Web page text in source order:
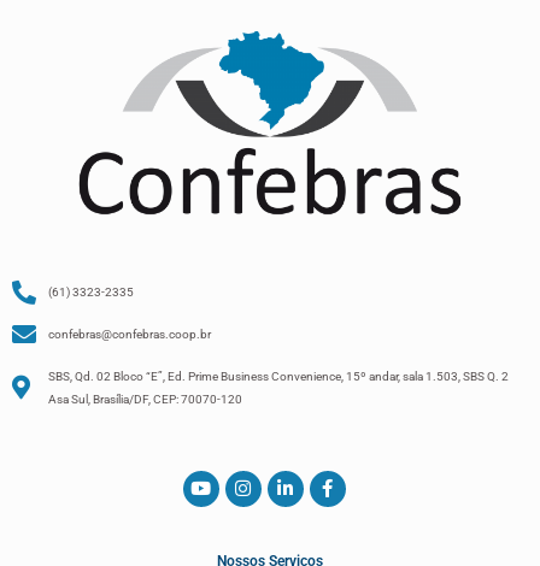
(61) 3323-2335
confebras@confebras.coop.br
SBS, Qd. 02 Bloco “E”, Ed. Prime Business Convenience, 15º andar, sala 1.503, SBS Q. 2
Asa Sul, Brasília/DF, CEP: 70070-120
Nossos Serviços